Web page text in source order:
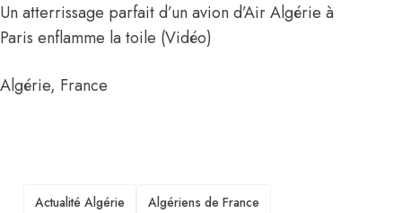
Un atterrissage parfait d’un avion d’Air Algérie à
Paris enflamme la toile (Vidéo)
Algérie, France
TAGS
Actualité Algérie Algériens de France